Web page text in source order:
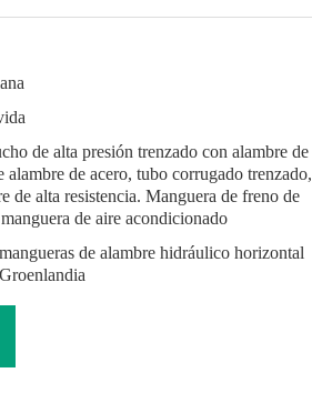
de alta presión trenzado con alambre de
alambre de acero, tubo corrugado trenzado,
de alta resistencia. Manguera de freno de
de aire acondicionado
de alambre hidráulico horizontal